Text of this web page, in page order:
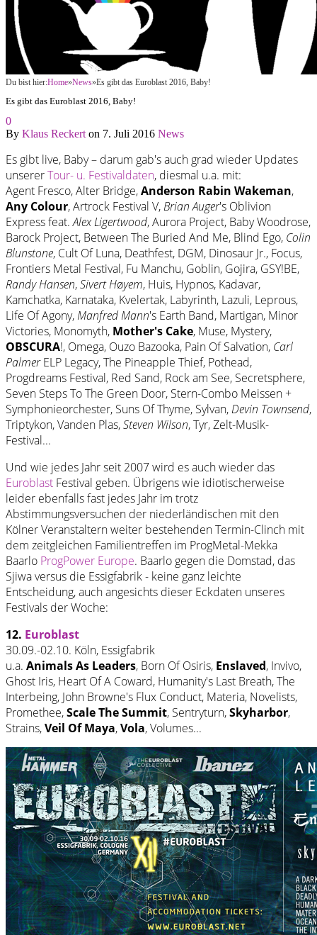
Du bist hier:Home»News»Es gibt das Euroblast 2016, Baby!
Es gibt das Euroblast 2016, Baby!
0
By Klaus Reckert on 7. Juli 2016 News
Es gibt live, Baby – darum gab's auch grad wieder Updates
unsererTour- u. Festivaldaten, diesmal u.a. mit:
Agent Fresco, Alter Bridge,Anderson Rabin Wakeman,
Any Colour, Artrock Festival V,Brian Auger's Oblivion
Express feat.Alex Ligertwood, Aurora Project, Baby Woodrose,
Barock Project, Between The Buried And Me, Blind Ego, Colin
Blunstone, Cult Of Luna, Deathfest, DGM, Dinosaur Jr., Focus,
Frontiers Metal Festival, Fu Manchu, Goblin, Gojira, GSY!BE,
Randy Hansen,Sivert Høyem, Huis, Hypnos, Kadavar,
Kamchatka, Karnataka, Kvelertak, Labyrinth, Lazuli, Leprous,
Life Of Agony, Manfred Mann's Earth Band, Martigan, Minor
Victories, Monomyth, Mother's Cake, Muse, Mystery,
OBSCURA!, Omega, Ouzo Bazooka, Pain Of Salvation, Carl
PalmerELP Legacy, The Pineapple Thief, Pothead,
Progdreams Festival, Red Sand, Rock am See, Secretsphere,
Seven Steps To The Green Door, Stern-Combo Meissen +
Symphonieorchester, Suns Of Thyme, Sylvan,Devin Townsend,
Triptykon, Vanden Plas,Steven Wilson, Tyr, Zelt-Musik-
Festival...
Und wie jedes Jahr seit 2007 wird es auch wieder das
Euroblast Festival geben. Übrigens wie idiotischerweise
leider ebenfalls fast jedes Jahr im trotz
Abstimmungsversuchen der niederländischen mit den
Kölner Veranstaltern weiter bestehenden Termin-Clinch mit
dem zeitgleichen Familientreffen im ProgMetal-Mekka
Baarlo ProgPower Europe. Baarlo gegen die Domstad, das
Sjiwa versus die Essigfabrik - keine ganz leichte
Entscheidung, auch angesichts dieser Eckdaten unseres
Festivals der Woche:
12. Euroblast
30.09.-02.10. Köln, Essigfabrik
u.a. Animals As Leaders, Born Of Osiris, Enslaved, Invivo,
Ghost Iris, Heart Of A Coward, Humanity's Last Breath, The
Interbeing, John Browne's Flux Conduct, Materia, Novelists,
Promethee,Scale The Summit, Sentryturn,Skyharbor,
Strains,Veil Of Maya,Vola, Volumes...